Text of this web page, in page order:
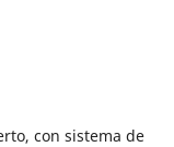
con sistema de